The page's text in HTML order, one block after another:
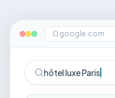
google.com
hôtel luxe Paris